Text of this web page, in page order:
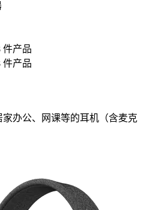
件产品
件产品
办公、网课等的耳机（含麦克